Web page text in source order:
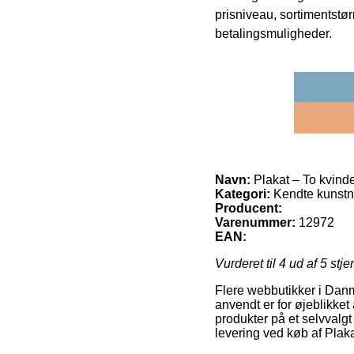
prisniveau,
betalingsmuligheder.
Navn: Plakat – To
Kategori: Kendte
Producent:
Varenummer: 12972
EAN:
Vurderet til 4 ud af 5
Flere webbutikker i
anvendt er for øjeblikket
produkter på et
levering ved køb af